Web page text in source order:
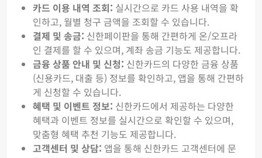
카드 이용 내역 조회: 실시간으로 카드 사용 내역을 확
인하고, 월별 청구 금액을 조회할 수 있습니다.
결제 및 송금: 신한페이판을 통해 간편하게 온/오프라
인 결제를 할 수 있으며, 계좌 송금 기능도 제공합니다.
금융 상품 안내 및 신청: 신한카드의 다양한 금융 상품
(신용카드, 대출 등) 정보를 확인하고, 앱을 통해 간편하
게 신청할 수 있습니다.
혜택 및 이벤트 정보: 신한카드에서 제공하는 다양한
혜택과 이벤트 정보를 실시간으로 확인할 수 있으며,
맞춤형 혜택 추천 기능도 제공합니다.
고객센터 및 상담: 앱을 통해 신한카드 고객센터에 문